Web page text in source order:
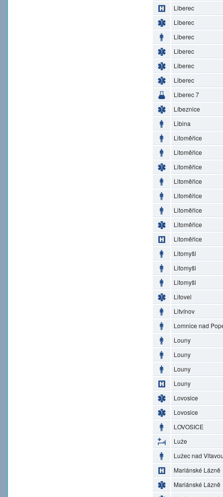
Liberec
Liberec
Liberec
Liberec
Liberec
Liberec
Liberec 7
Líbeznice
Libina
Litoměřice
Litoměřice
Litoměřice
Litoměřice
Litoměřice
Litoměřice
Litoměřice
Litoměřice
Litomyšl
Litomyšl
Litomyšl
Litovel
Litvínov
Lomnice nad
Louny
Louny
Louny
Louny
Lovosice
Lovosice
LOVOSICE
Luže
Lužec nad
Mariánské Lázně
Mariánské Lázně